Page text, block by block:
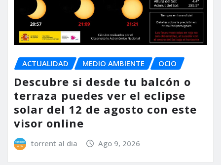
ACTUALIDAD MEDIO AMBIENTE OCIO
Descubre si desde tu balcón o
terraza puedes ver el eclipse
solar del 12 de agosto con este
visor online
torrent al dia Ago 9, 2026